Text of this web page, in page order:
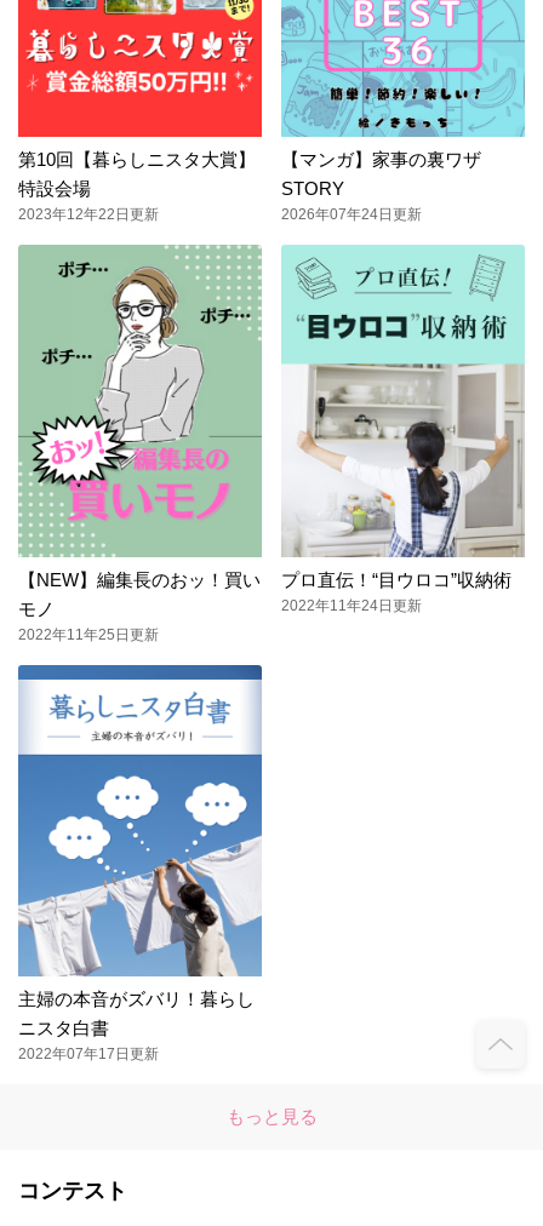
第10回【暮らしニスタ大賞】
特設会場
2023年12年22日更新
【マンガ】家事の裏ワザ
STORY
2026年07年24日更新
【NEW】編集長のおッ！買い
モノ
2022年11年25日更新
プロ直伝！“目ウロコ”収納術
2022年11年24日更新
主婦の本音がズバリ！暮らし
ニスタ白書
2022年07年17日更新
もっと見る
コンテスト